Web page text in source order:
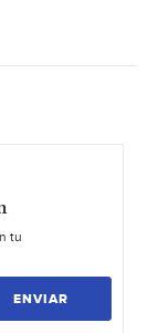
tu
ENVIAR